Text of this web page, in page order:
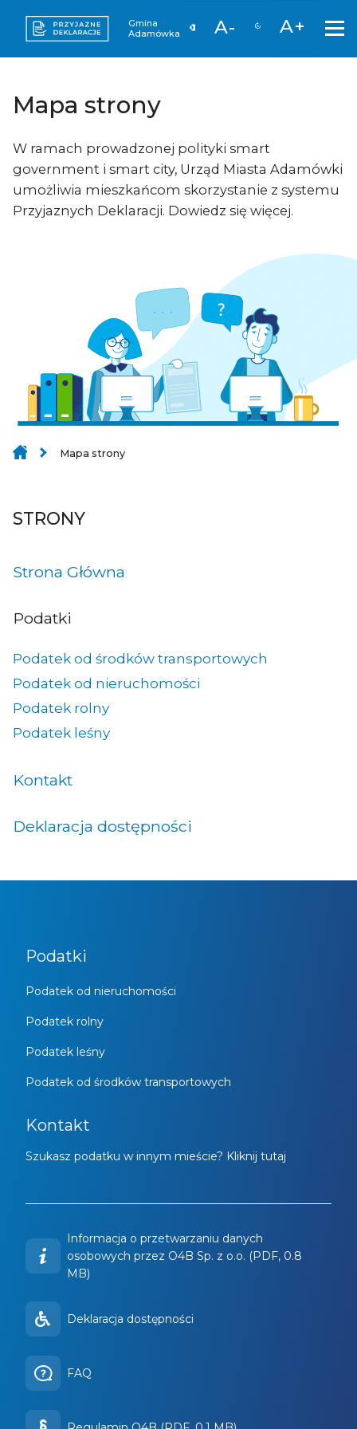
Gmina
Adamówka
A- A+
Mapa strony
W ramach prowadzonej polityki smart
government i smart city, Urząd Miasta Adamówki
umożliwia mieszkańcom skorzystanie z systemu
Przyjaznych Deklaracji. Dowiedz się więcej.
Mapa strony
STRONY
Strona Główna
Podatki
Podatek od środków transportowych
Podatek od nieruchomości
Podatek rolny
Podatek leśny
Kontakt
Deklaracja dostępności
Podatki
Podatek od nieruchomości
Podatek rolny
Podatek leśny
Podatek od środków transportowych
Kontakt
Szukasz podatku w innym mieście? Kliknij tutaj
Informacja o przetwarzaniu danych
osobowych przez O4B Sp. z o.o. (PDF, 0.8
MB)
Deklaracja dostępności
FAQ